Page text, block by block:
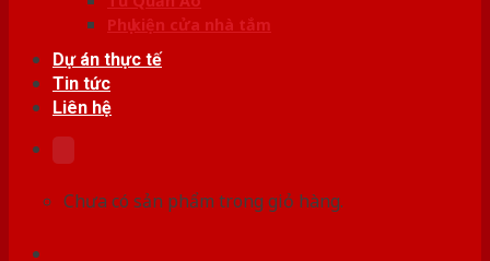
Phụ kiện cửa nhà tắm
Dự án thực tế
Tin tức
Liên hệ
Chưa có sản phẩm trong giỏ hàng.